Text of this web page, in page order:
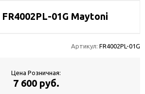
01G Maytoni
Артикул: FR4002PL-01G
Цена Розничная:
7 600 руб.